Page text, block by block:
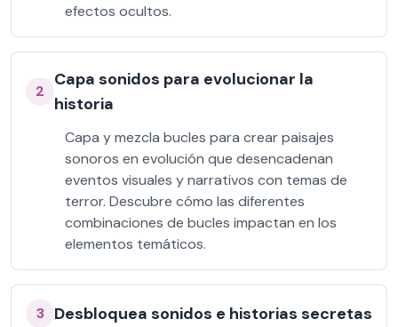
efectos ocultos.
2
Capa sonidos para evolucionar la
historia
Capa y mezcla bucles para crear paisajes
sonoros en evolución que desencadenan
eventos visuales y narrativos con temas de
terror. Descubre cómo las diferentes
combinaciones de bucles impactan en los
elementos temáticos.
3 Desbloquea sonidos e historias secretas